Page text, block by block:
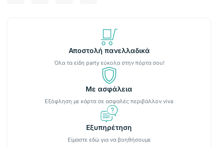
Αποστολή πανελλαδικά
Όλα τα είδη party εύκολα στην πόρτα σου!
Με ασφάλεια
Εξόφληση με κάρτα σε ασφαλές περιβάλλον viva
Εξυπηρέτηση
Είμαστε εδώ για να βοηθήσουμε